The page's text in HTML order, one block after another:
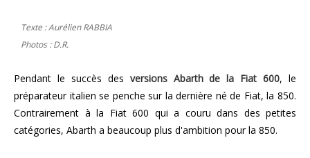
Texte : Aurélien RABBIA
Photos : D.R.
Pendant le succès des versions Abarth de la Fiat 600, le
préparateur italien se penche sur la dernière né de Fiat, la 850.
Contrairement à la Fiat 600 qui a couru dans des petites
catégories, Abarth a beaucoup plus d'ambition pour la 850.